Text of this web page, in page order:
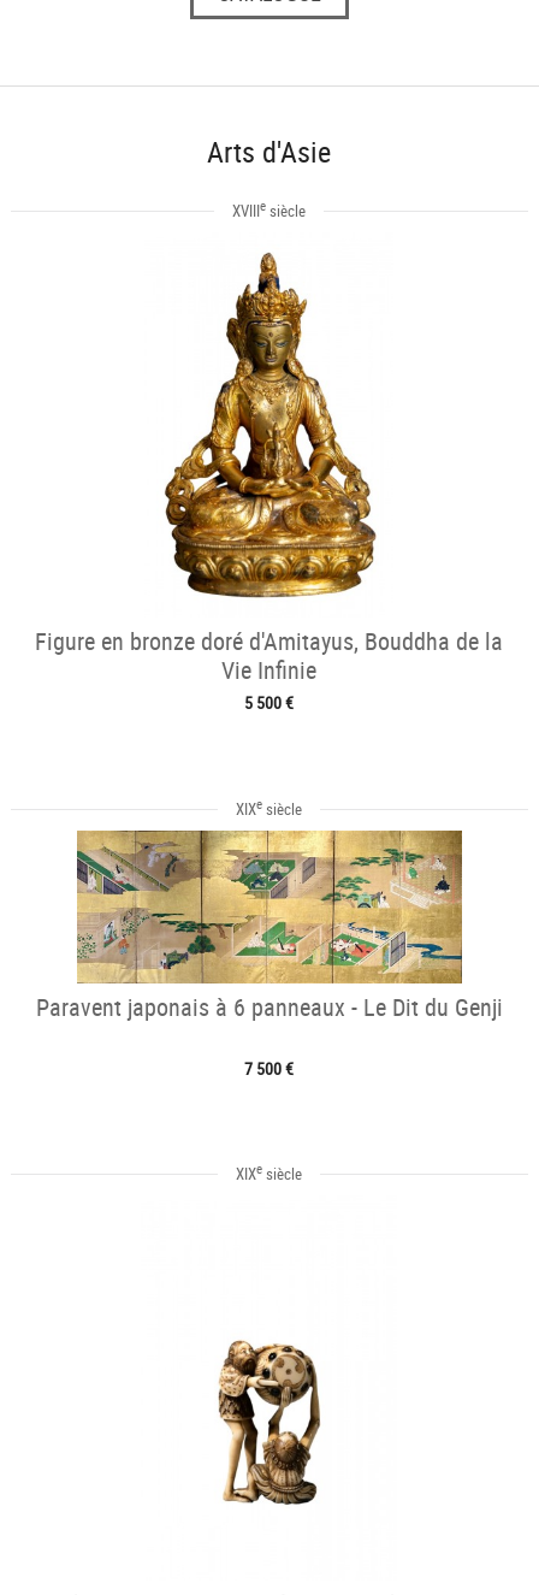
Arts d'Asie
XVIIIe siècle
Figure en bronze doré d'Amitayus, Bouddha de la
Vie Infinie
5 500 €
XIXe siècle
Paravent japonais à 6 panneaux - Le Dit du Genji
7 500 €
XIXe siècle